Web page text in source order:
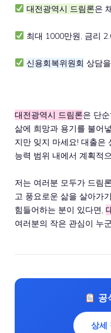
대전광역시 드림론은
최대 1000만원, 금리
신용회복위원회 상담
대전광역시 드림론은 단
삶에 희망과 용기를 불어
지만 잊지 마세요! 대출은
능력 범위 내에서 계획적
저는 여러분 모두가 드림
고 풍요로운 삶을 살아가
힘들어하는 분이 있다면,
여러분의 작은 관심이 누
공
상세